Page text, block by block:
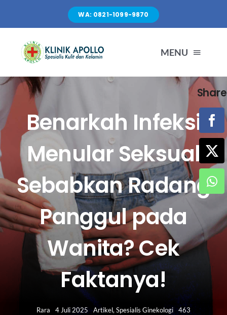
content
WA: 0821-1099-9870
MENU
LAYANAN
FASILITAS
ARTIKEL
HUBUNGI KAMI
Search
Benarkah Infeksi
Menular Seksual
Sebabkan Radang
Panggul pada
Wanita? Cek
Faktanya!
Rara 4 Juli 2025 Artikel,Spesialis Ginekologi 463
Share